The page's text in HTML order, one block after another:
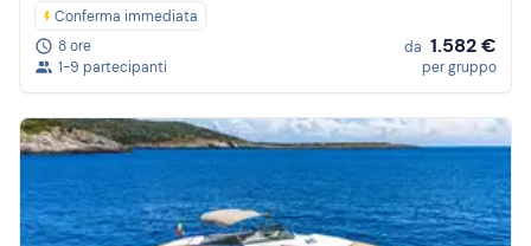
Conferma immediata
8 ore
1-9 partecipanti
da 1.582 €
per gruppo